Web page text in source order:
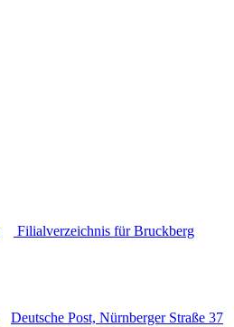
Filialverzeichnis für Bruckberg
Deutsche Post, Nürnberger Straße 37